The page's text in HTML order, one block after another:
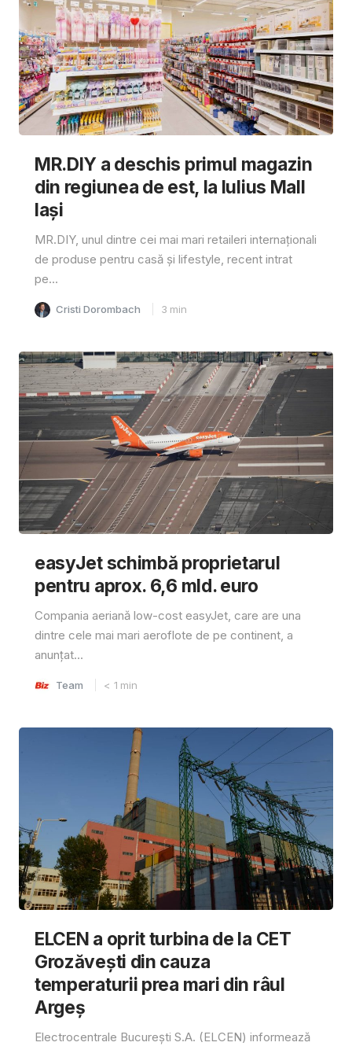
MR.DIY a deschis primul magazin
din regiunea de est, la Iulius Mall
Iași
MR.DIY, unul dintre cei mai mari retaileri internaționali
de produse pentru casă și lifestyle, recent intrat
pe...
Cristi Dorombach 3 min
easyJet schimbă proprietarul
pentru aprox. 6,6 mld. euro
Compania aeriană low-cost easyJet, care are una
dintre cele mai mari aeroflote de pe continent, a
anunțat...
Team < 1 min
ELCEN a oprit turbina de la CET
Grozăvești din cauza
temperaturii prea mari din râul
Argeș
Electrocentrale București S.A. (ELCEN) informează